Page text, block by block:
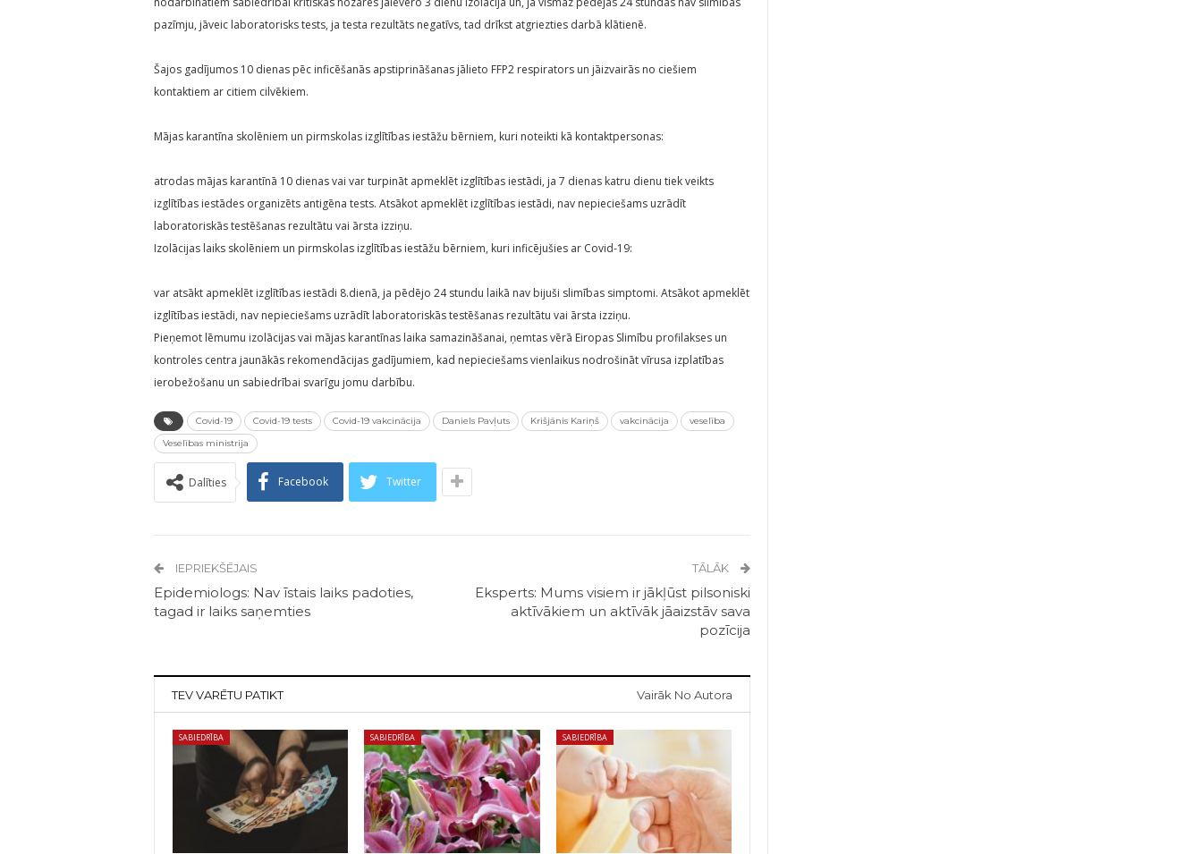
pazīmju, jāveic laboratorisks tests, ja testa rezultāts negatīvs, tad drīkst atgriezties darbā klātienē.
Šajos gadījumos 10 dienas pēc inficēšanās apstiprināšanas jālieto FFP2 respirators un jāizvairās no ciešiem
kontaktiem ar citiem cilvēkiem.
Mājas karantīna skolēniem un pirmskolas izglītības iestāžu bērniem, kuri noteikti kā kontaktpersonas:
atrodas mājas karantīnā 10 dienas vai var turpināt apmeklēt izglītības iestādi, ja 7 dienas katru dienu tiek veikts
izglītības iestādes organizēts antigēna tests. Atsākot apmeklēt izglītības iestādi, nav nepieciešams uzrādīt
laboratoriskās testēšanas rezultātu vai ārsta izziņu.
Izolācijas laiks skolēniem un pirmskolas izglītības iestāžu bērniem, kuri inficējušies ar Covid-19:
var atsākt apmeklēt izglītības iestādi 8.dienā, ja pēdējo 24 stundu laikā nav bijuši slimības simptomi. Atsākot apmeklēt
izglītības iestādi, nav nepieciešams uzrādīt laboratoriskās testēšanas rezultātu vai ārsta izziņu.
Pieņemot lēmumu izolācijas vai mājas karantīnas laika samazināšanai, ņemtas vērā Eiropas Slimību profilakses un
kontroles centra jaunākās rekomendācijas gadījumiem, kad nepieciešams vienlaikus nodrošināt vīrusa izplatības
ierobežošanu un sabiedrībai svarīgu jomu darbību.
Covid-19 Covid-19 tests Covid-19 vakcinācija Daniels Pavļuts Krišjānis Kariņš vakcinācija
veselība
Veselības ministrija
Dalīties Facebook Twitter
IEPRIEKŠĒJAIS
Epidemiologs: Nav īstais laiks padoties,
tagad ir laiks saņemties
TĀLĀK
Eksperts: Mums visiem ir jākļūst pilsoniski
aktīvākiem un aktīvāk jāaizstāv sava
pozīcija
TEV VARĒTU PATIKT Vairāk No Autora
SABIEDRĪBA SABIEDRĪBA SABIEDRĪBA